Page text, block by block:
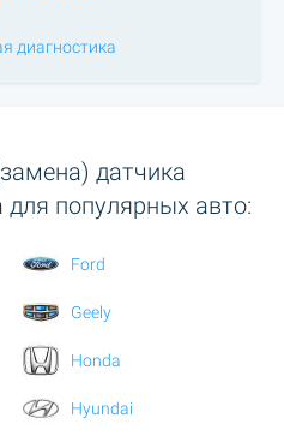
диагностика
датчика
популярных авто:
Ford
Geely
Honda
Hyundai